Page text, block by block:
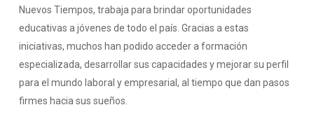
Nuevos Tiempos, trabaja para brindar oportunidades
educativas a jóvenes de todo el país. Gracias a estas
iniciativas, muchos han podido acceder a formación
especializada, desarrollar sus capacidades y mejorar su perfil
para el mundo laboral y empresarial, al tiempo que dan pasos
firmes hacia sus sueños.